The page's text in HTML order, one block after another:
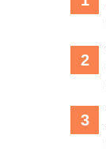
2
3